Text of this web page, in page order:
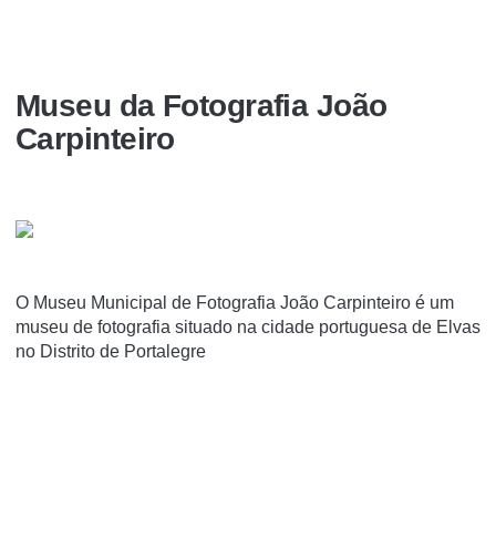
Museu da Fotografia João
Carpinteiro
O Museu Municipal de Fotografia João Carpinteiro é um
museu de fotografia situado na cidade portuguesa de Elvas
no Distrito de Portalegre